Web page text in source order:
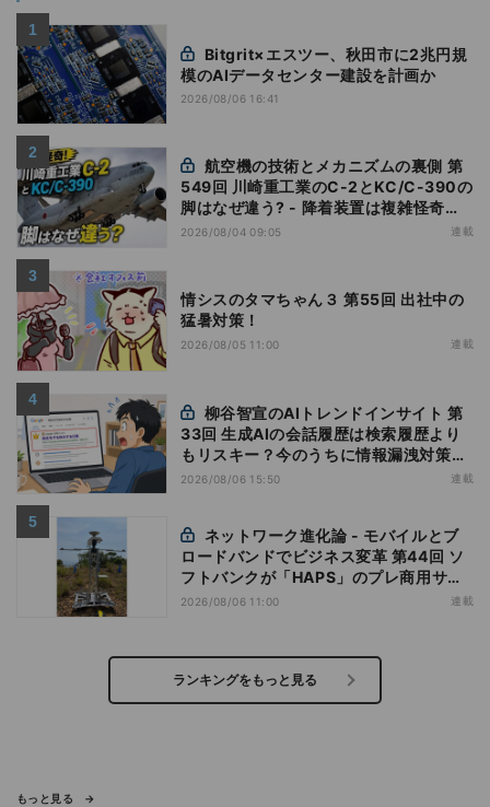
模のAIデータセンター建設を計画か
2026/08/06 16:41
549回 川崎重工業のC-2とKC/C-390の
脚はなぜ違う? - 降着装置は複雑怪奇
(5)|軍用輸送機(10)
2026/08/04 09:05 連載
情シスのタマちゃん３ 第55回 出社中の
猛暑対策！
2026/08/05 11:00 連載
33回 生成AIの会話履歴は検索履歴より
もリスキー？今のうちに情報漏洩対策を
万全にしておこう
2026/08/06 15:50 連載
ロードバンドでビジネス変革 第44回 ソ
フトバンクが「HAPS」のプレ商用サー
ビス開始を表明、本格的な商用展開のめ
2026/08/06 11:00 連載
ランキングをもっと見る
もっと見る